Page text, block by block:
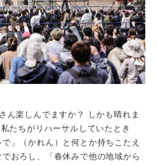
ん楽しんでますか？ しかも晴れま
たちがリハーサルしていたとき
」（かれん）と何とか持ちこたえ
おろし、「春休みで他の地域から